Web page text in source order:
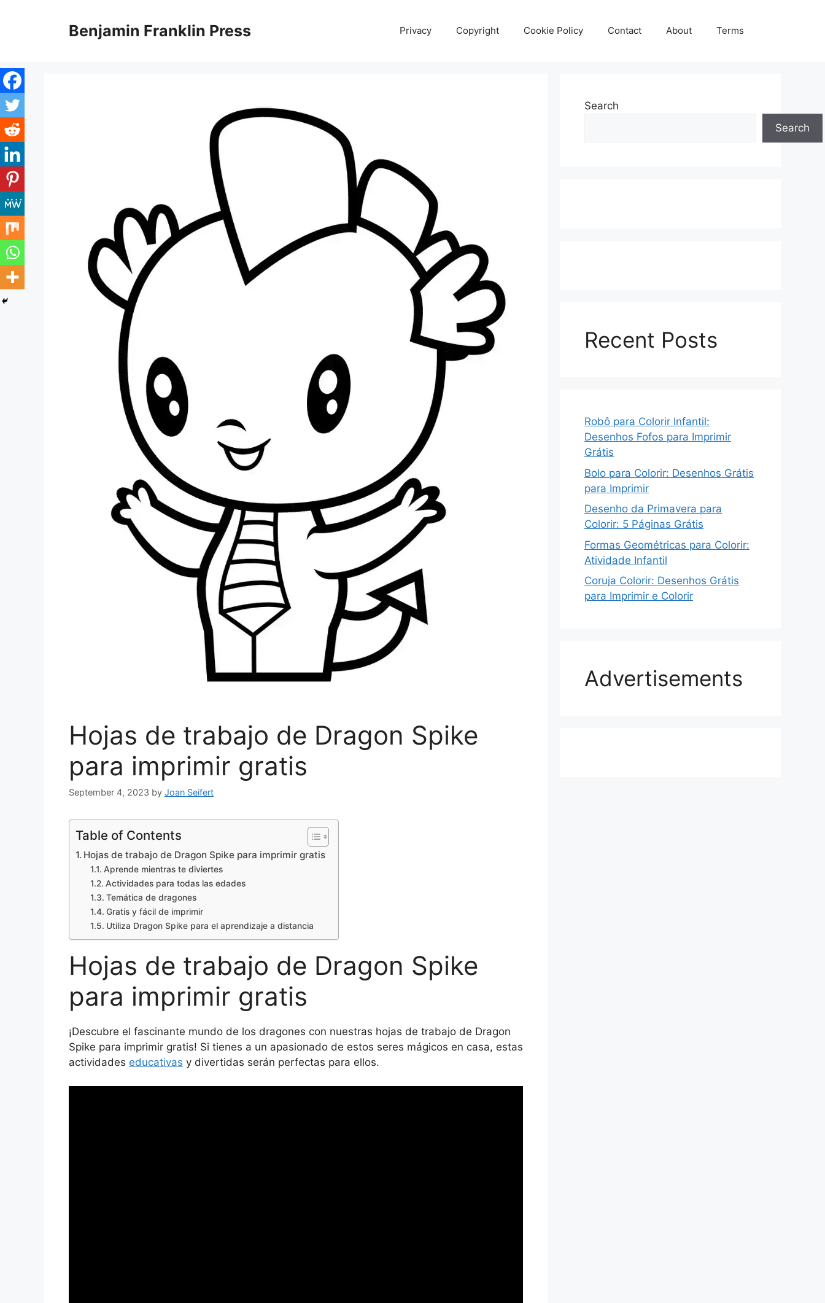
Benjamin Franklin Press Privacy Copyright Cookie Policy Contact About Terms
Hojas de trabajo de Dragon Spike
para imprimir gratis
September 4, 2023 by Joan Seifert
Table of Contents
Hojas de trabajo de Dragon Spike para imprimir gratis
Aprende mientras te diviertes
Actividades para todas las edades
Temática de dragones
Gratis y fácil de imprimir
Utiliza Dragon Spike para el aprendizaje a distancia
Hojas de trabajo de Dragon Spike
para imprimir gratis
¡Descubre el fascinante mundo de los dragones con nuestras hojas de trabajo de Dragon
Spike para imprimir gratis! Si tienes a un apasionado de estos seres mágicos en casa, estas
actividades educativas y divertidas serán perfectas para ellos.
Search
Search
Recent Posts
Robô para Colorir Infantil:
Desenhos Fofos para Imprimir
Grátis
Bolo para Colorir: Desenhos Grátis
para Imprimir
Desenho da Primavera para
Colorir: 5 Páginas Grátis
Formas Geométricas para Colorir:
Atividade Infantil
Coruja Colorir: Desenhos Grátis
para Imprimir e Colorir
Advertisements